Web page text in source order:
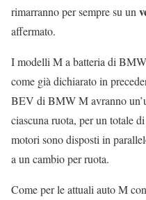
rimarranno per sempre su un
affermato.
I modelli M a batteria di
come già dichiarato in
BEV di BMW M avranno
ciascuna ruota, per un totale
motori sono disposti in
a un cambio per ruota.
Come per le attuali auto M